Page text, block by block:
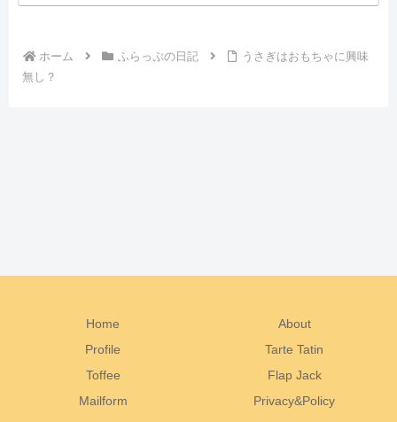
ホーム ふらっぷの日記
うさぎはおもちゃに興味
無し？
Home
About
Profile
Tarte Tatin
Toffee
Flap Jack
Mailform
Privacy&Policy